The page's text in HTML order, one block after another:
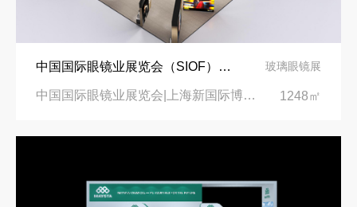
中国国际眼镜业展览会（SIOF）‌展台设计搭建-眼镜业巨头依视路陆逊梯卡 玻璃眼镜展
中国国际眼镜业展览会|上海新国际博览中心‌ 1248㎡